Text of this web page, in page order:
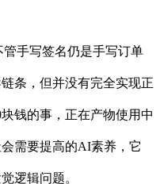
手写签名仍是手写订单
条，但并没有完全实现正
钱的事，正在产物使用中
需要提高的AI素养，它
逻辑问题。